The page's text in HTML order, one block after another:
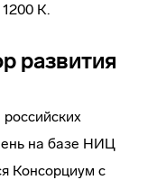
К.
развития
на базе НИЦ
Консорциум с